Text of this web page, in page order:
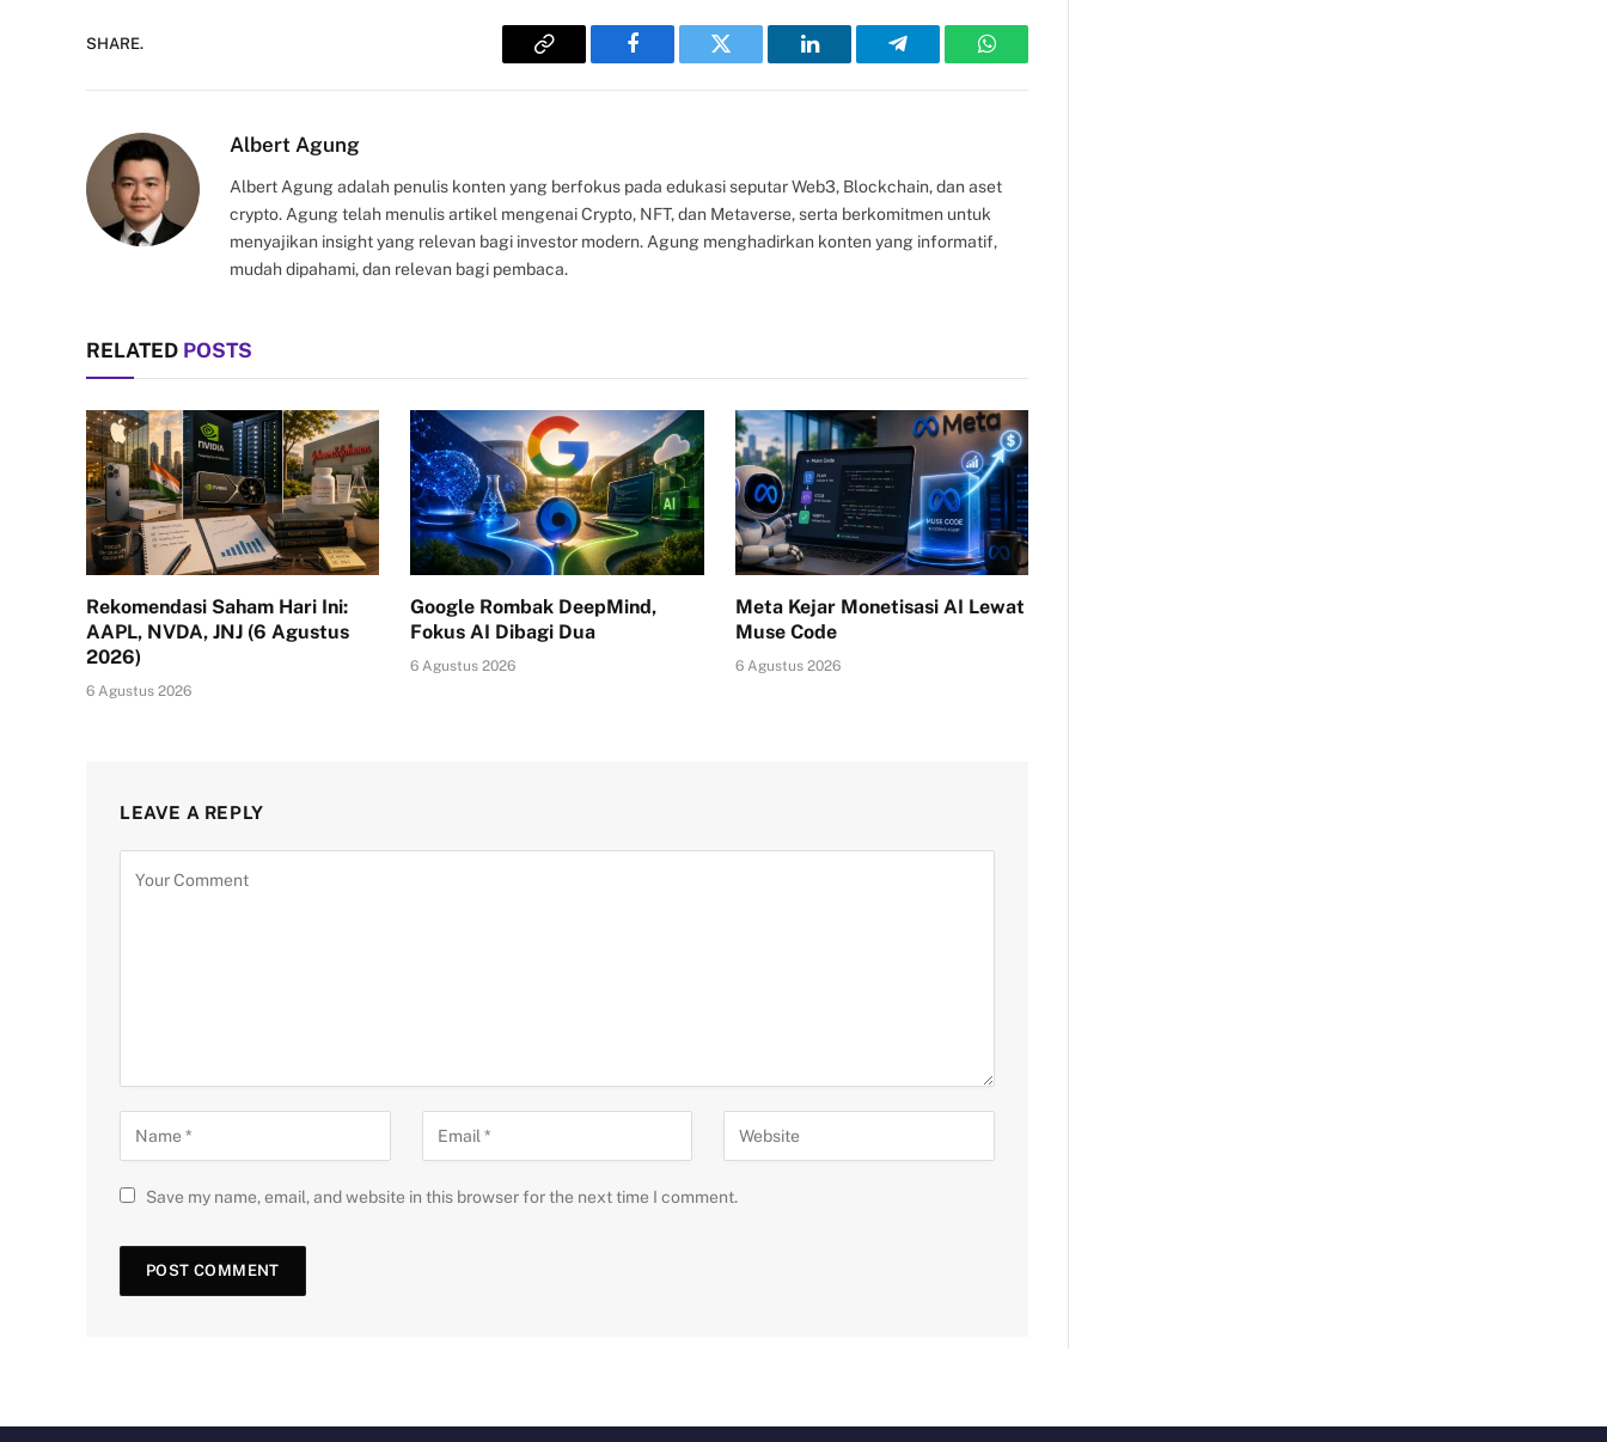
SHARE.
Copy
Facebook Twitter LinkedIn Telegram WhatsApp
Albert Agung
Albert Agung adalah penulis konten yang berfokus pada edukasi seputar Web3, Blockchain, dan aset
crypto. Agung telah menulis artikel mengenai Crypto, NFT, dan Metaverse, serta berkomitmen untuk
menyajikan insight yang relevan bagi investor modern. Agung menghadirkan konten yang informatif,
mudah dipahami, dan relevan bagi pembaca.
RELATED POSTS
Rekomendasi Saham Hari Ini:
AAPL, NVDA, JNJ (6 Agustus
2026)
6 Agustus 2026
Google Rombak DeepMind,
Fokus AI Dibagi Dua
6 Agustus 2026
Meta Kejar Monetisasi AI Lewat
Muse Code
6 Agustus 2026
LEAVE A REPLY
Save my name, email, and website in this browser for the next time I comment.